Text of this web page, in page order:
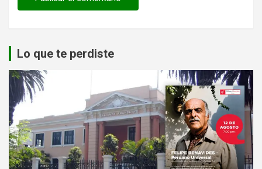
Lo que te perdiste